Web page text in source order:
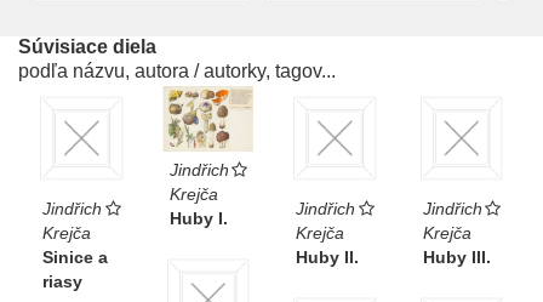
Súvisiace diela
podľa názvu, autora / autorky, tagov...
Jindřich
Krejča
Sinice a
riasy
Jindřich
Krejča
Huby I.
Jindřich
Krejča
Huby II.
Jindřich
Krejča
Huby III.